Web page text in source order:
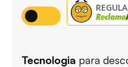
Tecnologia para